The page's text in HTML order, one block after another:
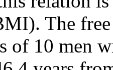
The
of 10 men